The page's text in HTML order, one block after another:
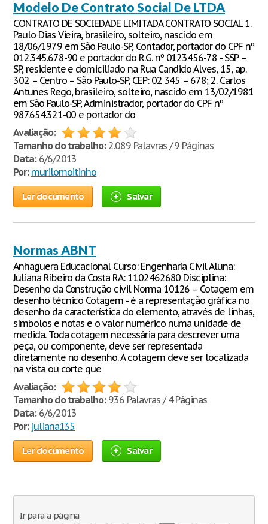
Modelo De Contrato Social De LTDA
CONTRATO DE SOCIEDADE LIMITADA CONTRATO SOCIAL 1.
Paulo Dias Vieira, brasileiro, solteiro, nascido em
18/06/1979 em São Paulo-SP, Contador, portador do CPF nº
012.345.678-90 e portador do R.G. nº 0123456-78 - SSP –
SP, residente e domiciliado na Rua Candido Alves, 15, ap.
302 – Centro – São Paulo-SP, CEP: 02 345 – 678; 2. Carlos
Antunes Rego, brasileiro, solteiro, nascido em 13/02/1981
em São Paulo-SP, Administrador, portador do CPF nº
987.654.321-00 e portador do
Avaliação:
Tamanho do trabalho:2.089 Palavras / 9 Páginas
Data:6/6/2013
Por: murilomoitinho
Ler documento Salvar
Normas ABNT
Anhaguera Educacional Curso: Engenharia Civil Aluna:
Juliana Ribeiro da Costa RA: 1102462680 Disciplina:
Desenho da Construção civil Norma 10126 – Cotagem em
desenho técnico Cotagem - é a representação gráfica no
desenho da característica do elemento, através de linhas,
símbolos e notas e o valor numérico numa unidade de
medida. Toda cotagem necessária para descrever uma
peça, ou componente, deve ser representada
diretamente no desenho. A cotagem deve ser localizada
na vista ou corte que
Avaliação:
Tamanho do trabalho:936 Palavras / 4 Páginas
Data:6/6/2013
Por: juliana135
Ler documento Salvar
Ir para a página